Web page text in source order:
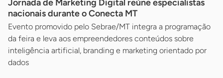
Jornada de Marketing Digital reúne especialistas
nacionais durante o Conecta MT
Evento promovido pelo Sebrae/MT integra a programação
da feira e leva aos empreendedores conteúdos sobre
inteligência artificial, branding e marketing orientado por
dados